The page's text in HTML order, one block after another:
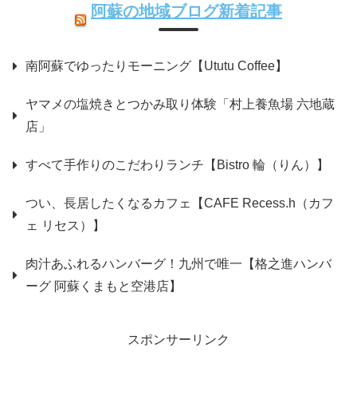
阿蘇の地域ブログ新着記事
南阿蘇でゆったりモーニング【Ututu Coffee】
ヤマメの塩焼きとつかみ取り体験「村上養魚場 六地蔵
店」
すべて手作りのこだわりランチ【Bistro 輪（りん）】
つい、長居したくなるカフェ【CAFE Recess.h（カフ
ェ リセス）】
肉汁あふれるハンバーグ！九州で唯一【格之進ハンバ
ーグ 阿蘇くまもと空港店】
スポンサーリンク